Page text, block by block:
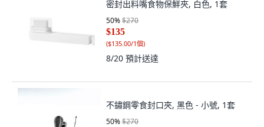
密封出料嘴食物保鮮夾, 白色, 1套
50%$270
$135
($135.00/1個)
8/20 預計送達
不鏽鋼零食封口夾, 黑色 - 小號, 1套
50%$270